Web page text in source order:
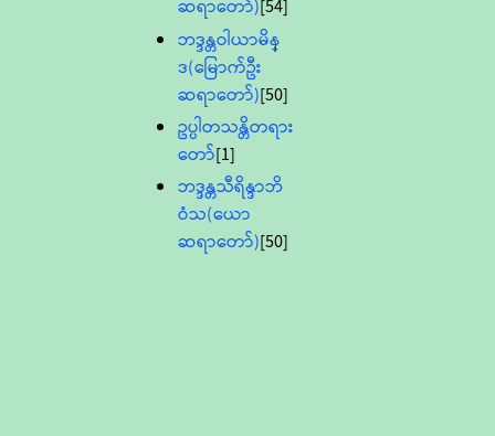
ဆရာတော်)[54]
ဘဒ္ဒန္တဝါယာမိန္
ဒ(မြောက်ဦး
ဆရာတော်)[50]
ဥပ္ပါတသန္တိတရား
တော်[1]
ဘဒ္ဒန္တသီရိန္ဒာဘိ
ဝံသ(ယော
ဆရာတော်)[50]